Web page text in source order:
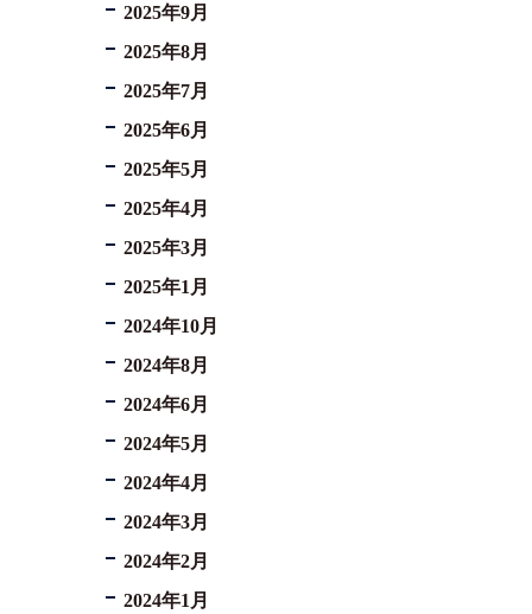
2025年9月
2025年8月
2025年7月
2025年6月
2025年5月
2025年4月
2025年3月
2025年1月
2024年10月
2024年8月
2024年6月
2024年5月
2024年4月
2024年3月
2024年2月
2024年1月